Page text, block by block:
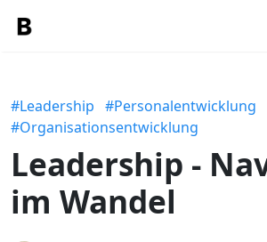
#Leadership #Personalentwicklung
#Organisationsentwicklung
Leadership -
im Wandel